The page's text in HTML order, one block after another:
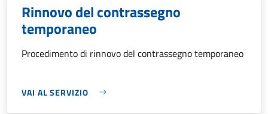
Rinnovo del contrassegno
temporaneo
Procedimento di rinnovo del contrassegno temporaneo
VAI AL SERVIZIO